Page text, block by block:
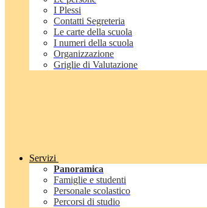
I Plessi
Contatti Segreteria
Le carte della scuola
I numeri della scuola
Organizzazione
Griglie di Valutazione
Servizi
Panoramica
Famiglie e studenti
Personale scolastico
Percorsi di studio